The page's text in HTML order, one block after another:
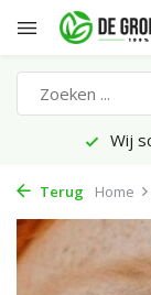
Wij
Terug Home